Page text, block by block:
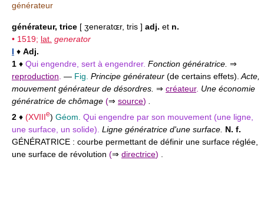
générateur
générateur, trice [ ʒeneratɶr, tris ] adj. et n.
• 1519; lat. generator
I ♦ Adj.
1 ♦ Qui engendre, sert à engendrer. Fonction génératrice. ⇒
reproduction — Fig. Principe générateur (de certains effets). Acte,
mouvement générateur de désordres. ⇒ créateur. Une économie
génératrice de chômage (⇒ source)
2 ♦ (XVIIIe) Géom. Qui engendre par son mouvement (une ligne,
une surface, un solide). Ligne génératrice d'une surface. N. f.
GÉNÉRATRICE : courbe permettant de définir une surface réglée,
une surface de révolution (⇒ directrice)